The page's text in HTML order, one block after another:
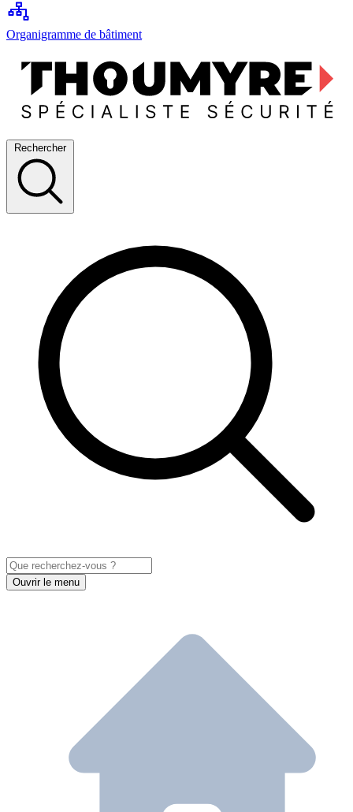
Organigramme de bâtiment
Rechercher
Ouvrir le menu